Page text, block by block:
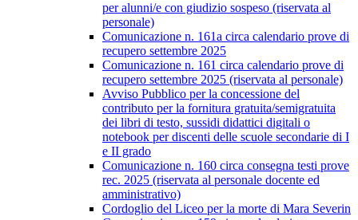
per alunni/e con giudizio sospeso (riservata al
personale)
Comunicazione n. 161a circa calendario prove di
recupero settembre 2025
Comunicazione n. 161 circa calendario prove di
recupero settembre 2025 (riservata al personale)
Avviso Pubblico per la concessione del
contributo per la fornitura gratuita/semigratuita
dei libri di testo, sussidi didattici digitali o
notebook per discenti delle scuole secondarie di I
e II grado
Comunicazione n. 160 circa consegna testi prove
rec. 2025 (riservata al personale docente ed
amministrativo)
Cordoglio del Liceo per la morte di Mara Severin